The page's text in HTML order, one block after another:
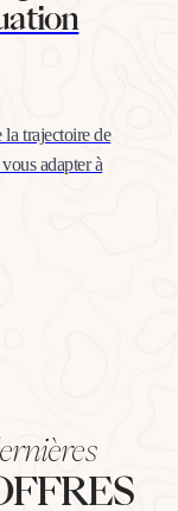
trajectoire de
adapter à